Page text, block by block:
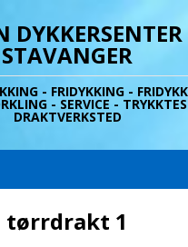
DYKKERSENTER
STAVANGER
- FRIDYKKING -
- SERVICE -
DRAKTVERKSTED
tørrdrakt 1